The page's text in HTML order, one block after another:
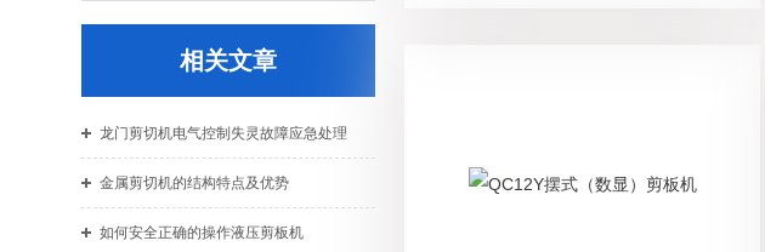
相关文章
龙门剪切机电气控制失灵故障应急处理
金属剪切机的结构特点及优势
如何安全正确的操作液压剪板机